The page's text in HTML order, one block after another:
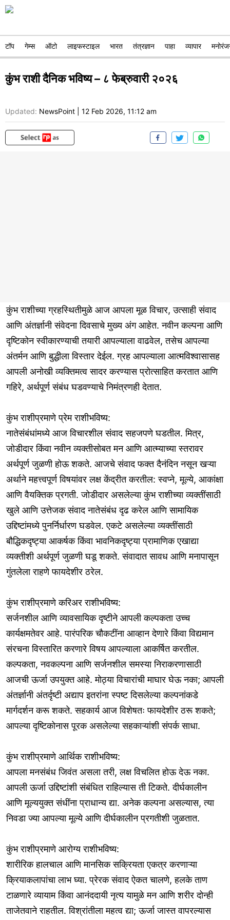
टॉप गेम्स ऑटो लाइफस्टाइल भारत तंत्रज्ञान पाहा व्यापार
कुंभ राशी दैनिक भविष्य – ८ फेब्रुवारी २०२६
Updated: NewsPoint 12 Feb 2026, 11:12 am
कुंभ राशीच्या ग्रहस्थितीमुळे आज आपला मूळ विचार, उत्साही संवाद
आणि अंतर्ज्ञानी संवेदना दिवसाचे मुख्य अंग आहेत. नवीन कल्पना आणि
दृष्टिकोन स्वीकारण्याची तयारी आपल्याला वाढवेल, तसेच आपल्या
अंतर्मन आणि बुद्धीला विस्तार देईल. ग्रह आपल्याला आत्मविश्वासासह
आपली अनोखी व्यक्तिमत्व सादर करण्यास प्रोत्साहित करतात आणि
गहिरे, अर्थपूर्ण संबंध घडवण्याचे निमंत्रणही देतात.
कुंभ राशीप्रमाणे प्रेम राशीभविष्य:
नातेसंबंधांमध्ये आज विचारशील संवाद सहजपणे घडतील. मित्र,
जोडीदार किंवा नवीन व्यक्तीसोबत मन आणि आत्म्याच्या स्तरावर
अर्थपूर्ण जुळणी होऊ शकते. आजचे संवाद फक्त दैनंदिन नसून खऱ्या
अर्थाने महत्त्वपूर्ण विषयांवर लक्ष केंद्रीत करतील: स्वप्ने, मूल्ये, आकांक्षा
आणि वैयक्तिक प्रगती. जोडीदार असलेल्या कुंभ राशीच्या व्यक्तींसाठी
खुले आणि उत्तेजक संवाद नातेसंबंध दृढ करेल आणि सामायिक
उद्दिष्टांमध्ये पुनर्निर्धारण घडवेल. एकटे असलेल्या व्यक्तींसाठी
बौद्धिकदृष्ट्या आकर्षक किंवा भावनिकदृष्ट्या प्रामाणिक एखाद्या
व्यक्तीशी अर्थपूर्ण जुळणी घडू शकते. संवादात सावध आणि मनापासून
गुंतलेला राहणे फायदेशीर ठरेल.
कुंभ राशीप्रमाणे करिअर राशीभविष्य:
सर्जनशील आणि व्यावसायिक दृष्टीने आपली कल्पकता उच्च
कार्यक्षमतेवर आहे. पारंपरिक चौकटींना आव्हान देणारे किंवा विद्यमान
संरचना विस्तारित करणारे विषय आपल्याला आकर्षित करतील.
कल्पकता, नवकल्पना आणि सर्जनशील समस्या निराकरणासाठी
आजची ऊर्जा उपयुक्त आहे. मोठ्या विचारांची माघार घेऊ नका; आपली
अंतर्ज्ञानी अंतर्दृष्टी अद्याप इतरांना स्पष्ट दिसलेल्या कल्पनांकडे
मार्गदर्शन करू शकते. सहकार्य आज विशेषतः फायदेशीर ठरू शकते;
आपल्या दृष्टिकोनास पूरक असलेल्या सहकाऱ्यांशी संपर्क साधा.
कुंभ राशीप्रमाणे आर्थिक राशीभविष्य:
आपला मनसंबंध जिवंत असला तरी, लक्ष विचलित होऊ देऊ नका.
आपली ऊर्जा उद्दिष्टांशी संबंधित राहिल्यास ती टिकते. दीर्घकालीन
आणि मूल्ययुक्त संधींना प्राधान्य द्या. अनेक कल्पना असल्यास, त्या
निवडा ज्या आपल्या मूल्ये आणि दीर्घकालीन प्रगतीशी जुळतात.
कुंभ राशीप्रमाणे आरोग्य राशीभविष्य:
शारीरिक हालचाल आणि मानसिक सक्रियता एकत्र करणाऱ्या
क्रियाकलापांचा लाभ घ्या. प्रेरक संवाद ऐकत चालणे, हलके ताण
टाळणारे व्यायाम किंवा आनंददायी नृत्य यामुळे मन आणि शरीर दोन्ही
ताजेतवाने राहतील. विश्रांतीला महत्व द्या; ऊर्जा जास्त वापरल्यास